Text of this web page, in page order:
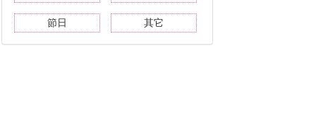
節日 其它